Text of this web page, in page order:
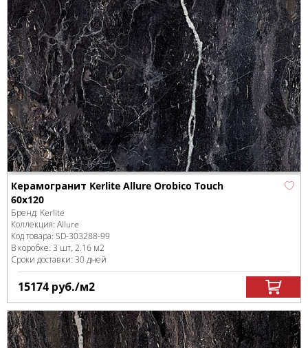
Керамогранит Kerlite Allure Orobico Touch
60x120
Бренд: Kerlite
Коллекция: Allure
Код товара: SD-303288-99
В коробке: 3 шт, 2.16 м2
Сроки доставки: 30 дней
15174 руб./м2